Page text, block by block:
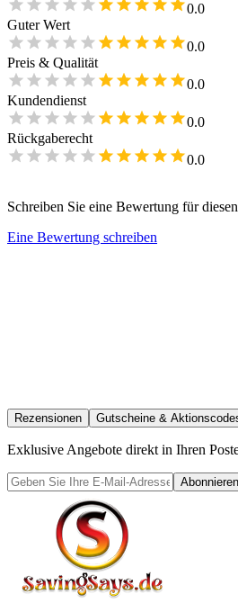
0.0
Guter Wert
0.0
Preis & Qualität
0.0
Kundendienst
0.0
Rückgaberecht
0.0
Schreiben Sie eine Bewertung für
Eine Bewertung schreiben
Rezensionen Gutscheine &
Exklusive Angebote direkt in Ihren
Abonnieren